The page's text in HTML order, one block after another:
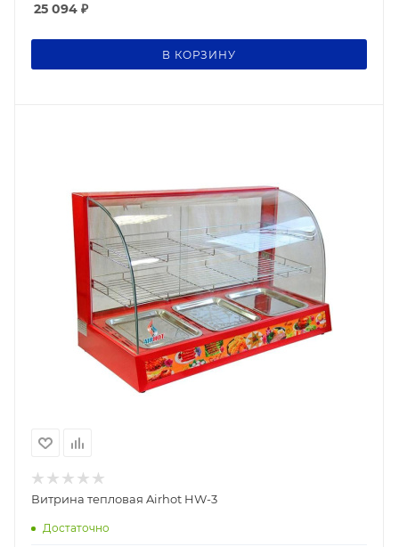
25 094 ₽
В КОРЗИНУ
Витрина тепловая Airhot HW-3
Достаточно